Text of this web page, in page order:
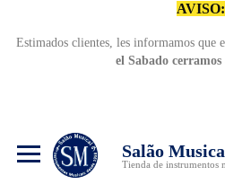
AVISO:
Estimados clientes, les informamos que
el Sabado cerramos
Salão
Tienda de instrumentos